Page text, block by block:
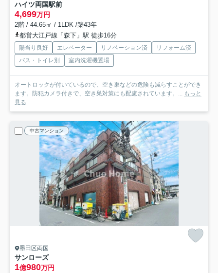
ハイツ両国駅前
4,699万円
2階 / 44.65㎡ / 1LDK /築43年
都営大江戸線「森下」駅 徒歩16分
陽当り良好 エレベーター リノベーション済
リフォーム済
バス・トイレ別
室内洗濯機置場
オートロックが付いているので、空き巣などの危険も減らすことができ
ます。防犯カメラ付きで、空き巣対策にも配慮されています。... もっと
見る
中古マンション
墨田区両国
サンローズ
1億980万円